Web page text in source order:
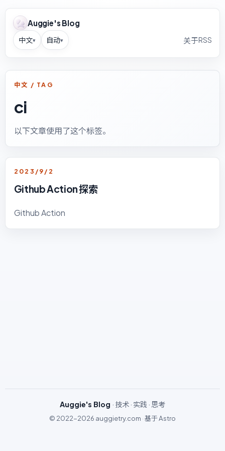
Auggie's Blog
中文▾ 自动▾ 关于RSS
中文 / TAG
ci
以下文章使用了这个标签。
2023/9/2
Github Action 探索
Github Action
Auggie's Blog · 技术 · 实践 · 思考
© 2022-2026 auggietry.com ·基于Astro